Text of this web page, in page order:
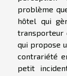
problème
hôtel qui
transporteur
qui propose
contrariété
petit